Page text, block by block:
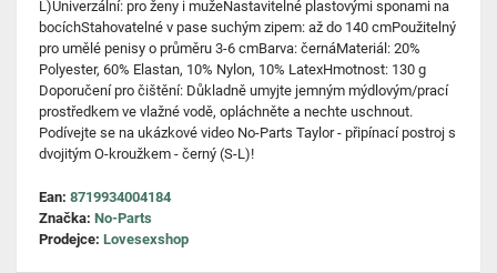
L)Univerzální: pro ženy i mužeNastavitelné plastovými sponami na
bocíchStahovatelné v pase suchým zipem: až do 140 cmPoužitelný
pro umělé penisy o průměru 3-6 cmBarva: černáMateriál: 20%
Polyester, 60% Elastan, 10% Nylon, 10% LatexHmotnost: 130 g
Doporučení pro čištění: Důkladně umyjte jemným mýdlovým/prací
prostředkem ve vlažné vodě, opláchněte a nechte uschnout.
Podívejte se na ukázkové video No-Parts Taylor - připínací postroj s
dvojitým O-kroužkem - černý (S-L)!
Ean: 8719934004184
Značka: No-Parts
Prodejce: Lovesexshop